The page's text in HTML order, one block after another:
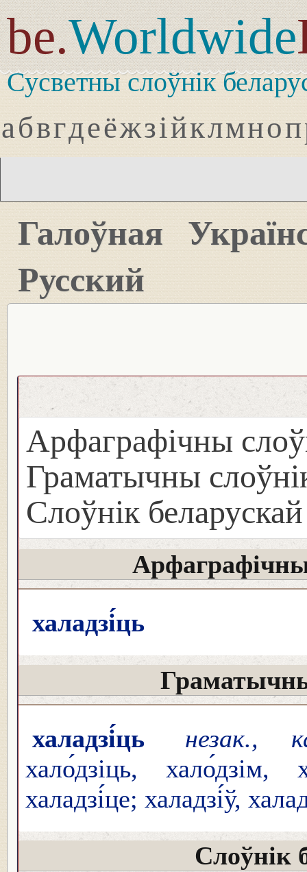
be.Worldwide
Сусветны слоўнік
абвгдеёжзійклмноп
Галоўная
Русский
Арфаграфічны
Граматычны
Слоўнік
халадзі́ць
халадзі́ць
незак.,
хало́дзіць, хало́дзім,
халадзі́це; халадзі́ў,
Слоўнік